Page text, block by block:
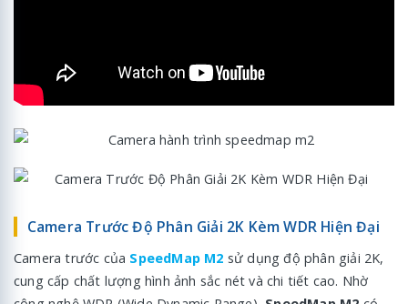
Camera Trước Độ Phân Giải 2K Kèm WDR Hiện Đại
Camera trước của SpeedMap M2 sử dụng độ phân giải 2K,
cung cấp chất lượng hình ảnh sắc nét và chi tiết cao. Nhờ